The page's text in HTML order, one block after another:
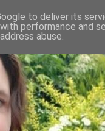
to deliver its
performance and
abuse.